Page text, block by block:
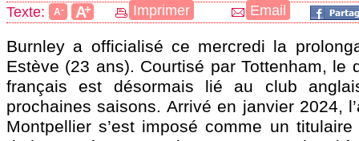
Texte: A- A+ Imprimer Email
Burnley a officialisé ce mercredi la
Estève (23 ans). Courtisé par Tottenham, le
français est désormais lié au club
prochaines saisons. Arrivé en janvier 2024,
Montpellier s’est imposé comme un